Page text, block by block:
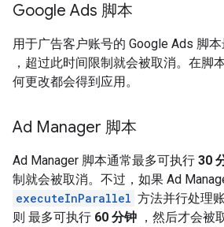
Google Ads 脚本
用于广告客户账号的 Google Ads 脚
，超过此时间限制就会被取消。在脚
何更改都会得到应用。
Ad Manager 脚本
Ad Manager 脚本通常最多可执行 30
制就会被取消。不过，如果 Ad
executeInParallel 方法并行处理
则 最多可执行 60 分钟 ，然后才会被